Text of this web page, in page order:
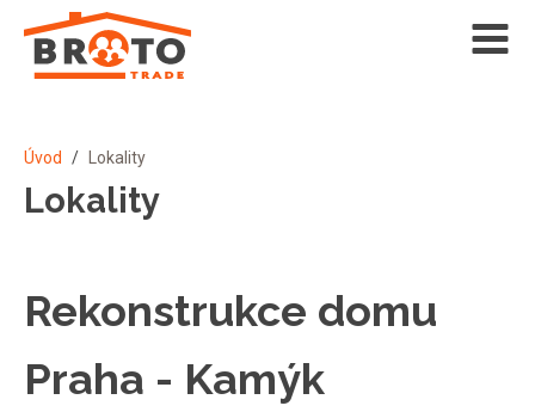
Úvod / Lokality
Lokality
Rekonstrukce domu
Praha - Kamýk